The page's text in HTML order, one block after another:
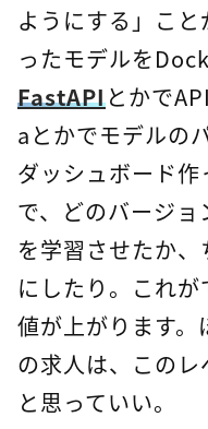
ようにする」こ
ったモデルを
FastAPIとかで
aとかでモデルの
ダッシュボード
で、どのバージ
を学習させたか
にしたり。これ
値が上がります。
の求人は、この
と思っていい。